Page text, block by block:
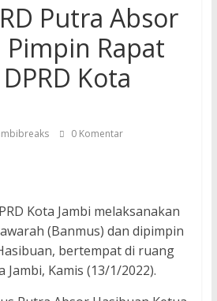
Putra Absor
Pimpin Rapat
Kota
0 Komentar
Kota Jambi melaksanakan
(Banmus) dan dipimpin
bertempat di ruang
Jambi, Kamis (13/1/2022).